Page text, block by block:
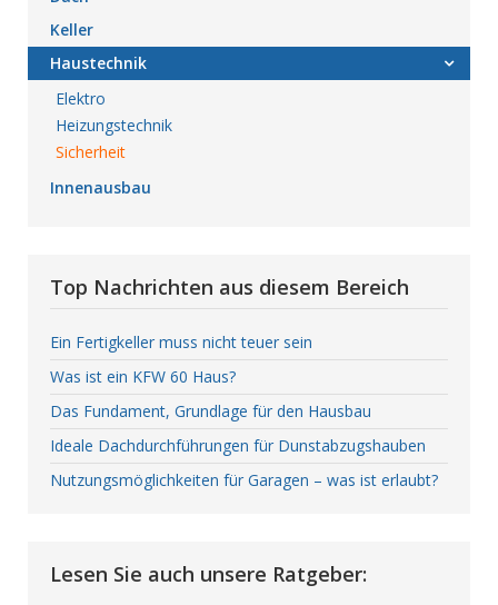
Keller
Haustechnik
Elektro
Heizungstechnik
Sicherheit
Innenausbau
Top Nachrichten aus diesem Bereich
Ein Fertigkeller muss nicht teuer sein
Was ist ein KFW 60 Haus?
Das Fundament, Grundlage für den Hausbau
Ideale Dachdurchführungen für Dunstabzugshauben
Nutzungsmöglichkeiten für Garagen – was ist erlaubt?
Lesen Sie auch unsere Ratgeber: